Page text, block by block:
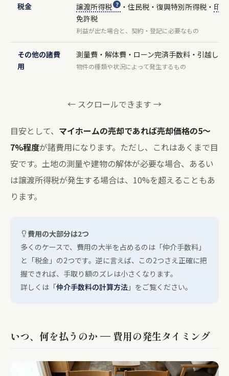
税金 譲渡所得税 ・住民税・復興特別所得税・ 印
免許税
利益が出た場合と、契約・登記に必要なもの
その他の諸費
用
測量費・解体費・ローン完済手数料・引越し費
物件の種類や状況によって発生するもの
← スクロールできます →
目安として、 マイホームの売却であれば売却価格の5〜
7%程度が諸費用になります。ただし、これはあくまで目
安です。土地の測量や建物の解体が必要な場合、あるい
は譲渡所得税が発生する場合は、10%を超えることもあ
ります。
費用の大部分は2つ
多くのケースで、費用の大半を占めるのは「仲介手数料」
と「税金」の2つです。逆に言えば、この2つさえ正確に把
握できれば、手取り額のズレは小さくなります。
詳しくは「仲介手数料の計算方法 」をご覧ください。
いつ、何を払うのか — 費用の発生タイミング